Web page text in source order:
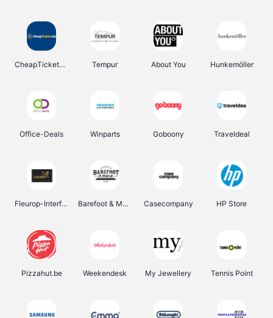
CheapTickets.be Tempur About You Hunkemöller
Office-Deals Winparts Goboony Traveldeal
Fleurop-Interflora Barefoot & More Casecompany HP Store
Pizzahut.be Weekendesk My Jewellery Tennis Point